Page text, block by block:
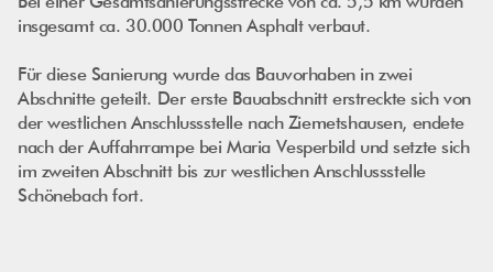
insgesamt ca. 30.000 Tonnen Asphalt verbaut.
Für diese Sanierung wurde das Bauvorhaben in zwei
Abschnitte geteilt. Der erste Bauabschnitt erstreckte sich von
der westlichen Anschlussstelle nach Ziemetshausen, endete
nach der Auffahrrampe bei Maria Vesperbild und setzte sich
im zweiten Abschnitt bis zur westlichen Anschlussstelle
Schönebach fort.